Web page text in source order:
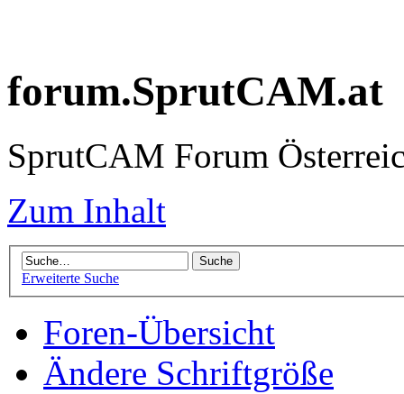
forum.SprutCAM.at
SprutCAM Forum
Zum Inhalt
Erweiterte Suche
Foren-Übersicht
Ändere Schriftgröße